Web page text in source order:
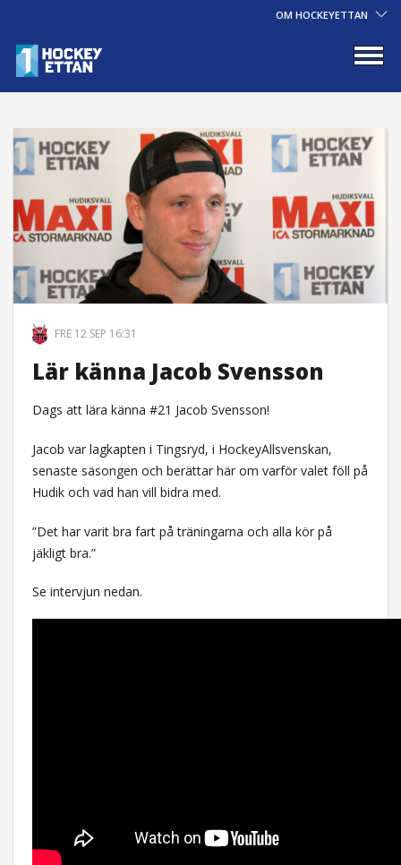
OM HOCKEYETTAN
FRE 12 SEP 16:31
Lär känna Jacob Svensson
Dags att lära känna #21 Jacob Svensson!
Jacob var lagkapten i Tingsryd, i HockeyAllsvenskan,
senaste säsongen och berättar här om varför valet föll på
Hudik och vad han vill bidra med.
”Det har varit bra fart på träningarna och alla kör på
jäkligt bra.”
Se intervjun nedan.